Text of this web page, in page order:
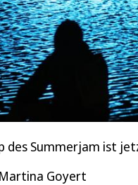
des Summerjam ist
Goyert